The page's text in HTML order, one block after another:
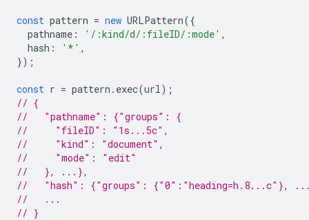
const pattern = new URLPattern({
pathname : '/:kind/d/:fileID/:mode' ,
hash : '*' ,
});
const r = pattern . exec(url);
// {
//   "pathname": {"groups": {
//     "fileID": "1s...5c",
//     "kind": "document",
//     "mode": "edit"
//   }, ...},
//   "hash": {"groups": {"0":"heading=h.8...c"},
//   ...
// }